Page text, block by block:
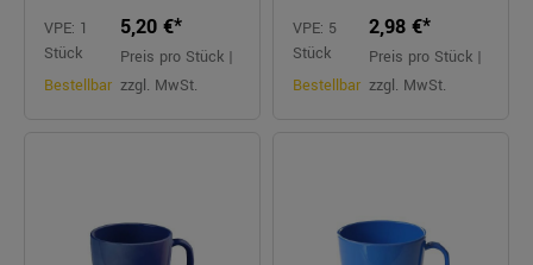
VPE: 1
Stück
Bestellbar
5,20 €*
Preis pro Stück |
zzgl. MwSt.
VPE: 5
Stück
Bestellbar
2,98 €*
Preis pro Stück |
zzgl. MwSt.